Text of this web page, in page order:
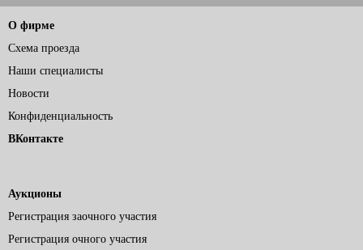
О фирме
Схема проезда
Наши специалисты
Новости
Конфиденциальность
ВКонтакте
Аукционы
Регистрация заочного участия
Регистрация очного участия